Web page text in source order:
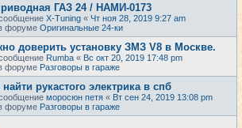
ГАЗ 24 / НАМИ-0173
X-Tuning « Чт ноя 28, 2019 9:27 am
форуме Оригинальные 24-ки
доверить установку ЗМЗ V8 в Москве.
Rumba « Вс окт 20, 2019 17:48 pm
форуме Разговоры в гараже
рукастого электрика в спб
моросюн петя « Вт сен 24, 2019 13:08 pm
форуме Разговоры в гараже